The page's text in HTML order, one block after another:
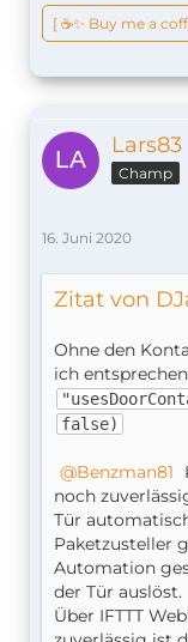
[ ☕️✨ Buy me a
Lars83
Champ
16. Juni 2020
Zitat von
Ohne den
ich
false)
Benzman81
noch
Tür
Paketzusteller
Automation
der Tür auslöst.
Über IFTTT